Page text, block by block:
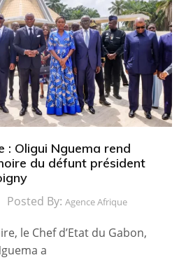
: Oligui Nguema rend
du défunt président
Posted By: Agence Afrique
le Chef d’Etat du Gabon,
a